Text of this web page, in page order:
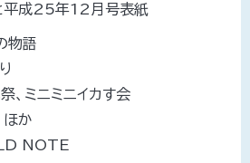
平成25年12月号表紙
物語
、ミニミニイカす会
ほか
NOTE